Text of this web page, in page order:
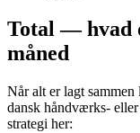
Total — hvad
måned
Når alt er lagt
dansk håndværks-
strategi her: